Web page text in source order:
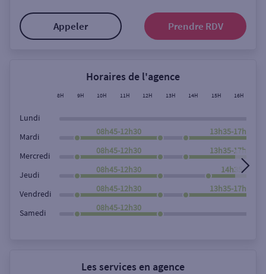
ou
Rue
Rechercher
Appeler Prendre RDV
Horaires de l'agence
8H 9H 10H 11H 12H 13H 14H 15H 16H
Lundi
Mardi
08h45-12h30 13h35-17h45
Mercredi
08h45-12h30 13h35-17h45
Jeudi
08h45-12h30 14h35-17h45
Vendredi
08h45-12h30 13h35-17h45
Samedi
08h45-12h30
Les services en agence